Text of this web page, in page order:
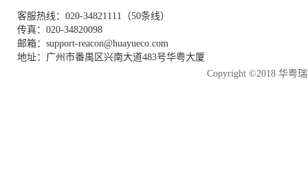
客服热线：020-34821111（50条线）
传真：020-34820098
邮箱：support-reacon@huayueco.com
地址：广州市番禺区兴南大道483号华粤大厦
Copyright ©2018 华粤